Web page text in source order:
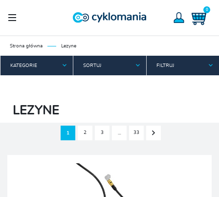
0
Strona główna Lezyne
KATEGORIE SORTUJ FILTRUJ
LEZYNE
1 2 3 33